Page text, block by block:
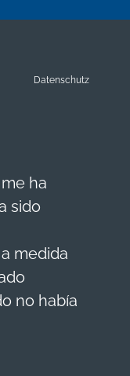
Datenschutz
ha
sido
medida
no había